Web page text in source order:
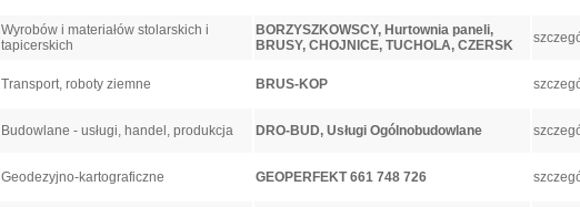
Wyrobów i materiałów stolarskich i
tapicerskich
BORZYSZKOWSCY, Hurtownia paneli,
BRUSY, CHOJNICE, TUCHOLA, CZERSK
Transport, roboty ziemne BRUS-KOP
Budowlane - usługi, handel, produkcja DRO-BUD, Usługi Ogólnobudowlane
Geodezyjno-kartograficzne GEOPERFEKT 661 748 726